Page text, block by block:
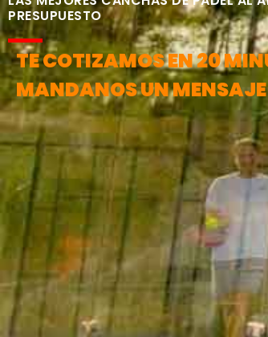
PRESUPUESTO
TE COTIZAMOS EN 20
MANDANOS UN MENSAJE